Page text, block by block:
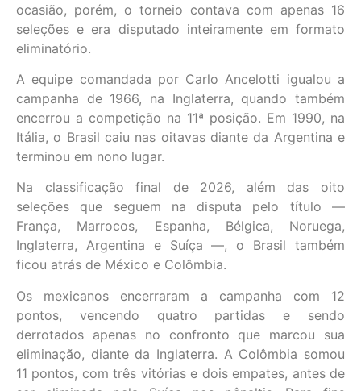
ocasião, porém, o torneio contava com apenas 16
seleções e era disputado inteiramente em formato
eliminatório.
A equipe comandada por Carlo Ancelotti igualou a
campanha de 1966, na Inglaterra, quando também
encerrou a competição na 11ª posição. Em 1990, na
Itália, o Brasil caiu nas oitavas diante da Argentina e
terminou em nono lugar.
Na classificação final de 2026, além das oito
seleções que seguem na disputa pelo título —
França, Marrocos, Espanha, Bélgica, Noruega,
Inglaterra, Argentina e Suíça —, o Brasil também
ficou atrás de México e Colômbia.
Os mexicanos encerraram a campanha com 12
pontos, vencendo quatro partidas e sendo
derrotados apenas no confronto que marcou sua
eliminação, diante da Inglaterra. A Colômbia somou
11 pontos, com três vitórias e dois empates, antes de